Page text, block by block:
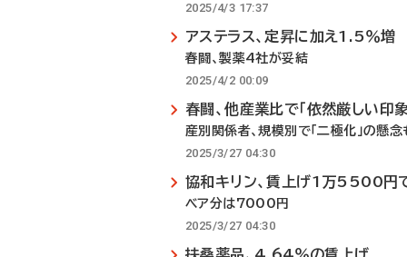
2025/4/3 17:37
アステラス、定昇に加え1.5％増
春闘、製薬4社が妥結
2025/4/2 00:09
春闘、他産業比で「依然厳しい印象
産別関係者、規模別で「二極化」の懸念
2025/3/27 04:30
協和キリン、賃上げ1万5500円
ベア分は7000円
2025/3/27 04:30